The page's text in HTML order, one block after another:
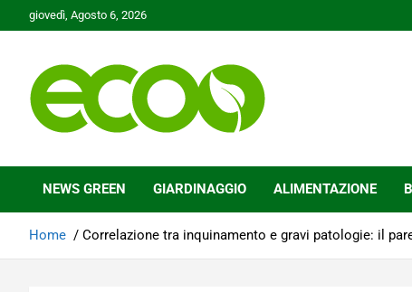
to
giovedì, Agosto 6, 2026
Ecoo.it
NEWS GREEN GIARDINAGGIO ALIMENTAZIONE
Home Correlazione tra inquinamento e gravi patologie: il